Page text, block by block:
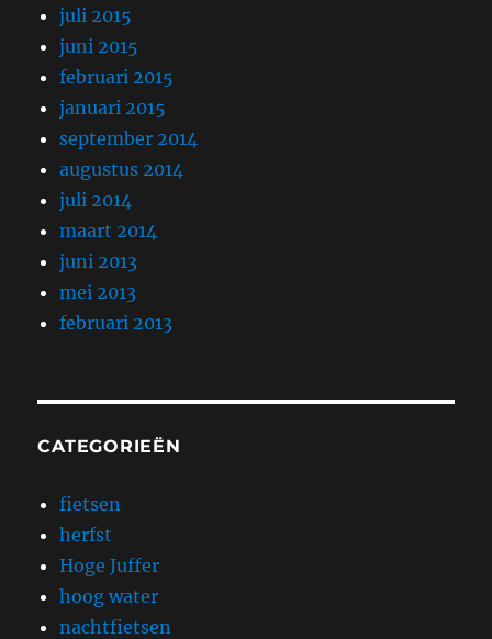
juli 2015
juni 2015
februari 2015
januari 2015
september 2014
augustus 2014
juli 2014
maart 2014
juni 2013
mei 2013
februari 2013
CATEGORIEËN
fietsen
herfst
Hoge Juffer
hoog water
nachtfietsen